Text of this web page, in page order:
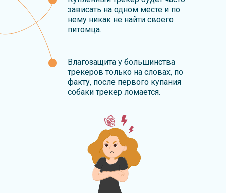
зависать на одном месте и по
нему никак не найти своего
питомца.
Влагозащита у большинства
трекеров только на словах, по
факту, после первого купания
собаки трекер ломается.